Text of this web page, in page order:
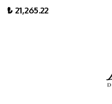
₺ 21,265.22